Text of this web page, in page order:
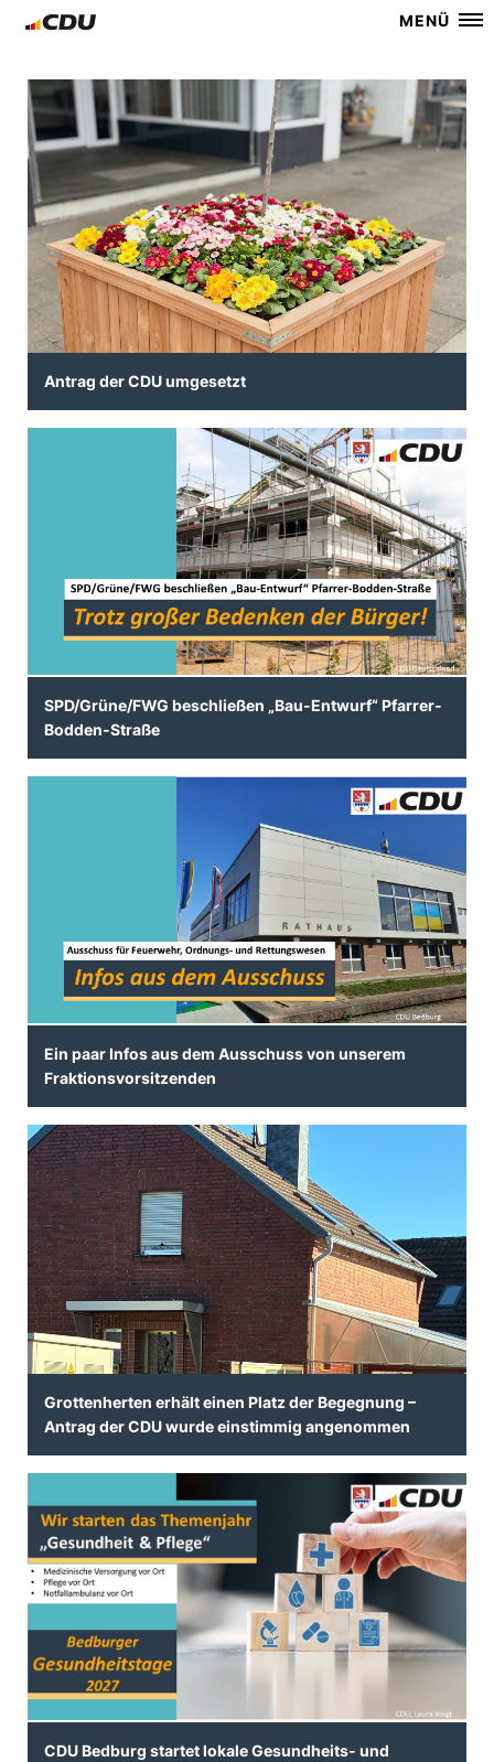
MENÜ
Antrag der CDU umgesetzt
SPD/Grüne/FWG beschließen „Bau-Entwurf“ Pfarrer-
Bodden-Straße
Ein paar Infos aus dem Ausschuss von unserem
Fraktionsvorsitzenden
Grottenherten erhält einen Platz der Begegnung –
Antrag der CDU wurde einstimmig angenommen
CDU Bedburg startet lokale Gesundheits- und